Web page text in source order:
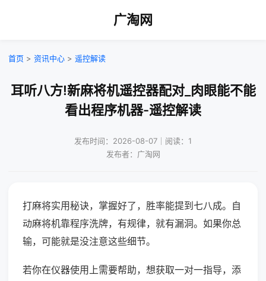
广淘网
首页 > 资讯中心 > 遥控解读
耳听八方!新麻将机遥控器配对_肉眼能不能
看出程序机器-遥控解读
发布时间：2026-08-07｜阅读：1
发布者：广淘网
打麻将实用秘诀，掌握好了，胜率能提到七八成。自
动麻将机靠程序洗牌，有规律，就有漏洞。如果你总
输，可能就是没注意这些细节。
若你在仪器使用上需要帮助，想获取一对一指导，添